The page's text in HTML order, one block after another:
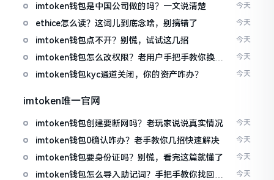
imtoken钱包是中国公司做的吗？一文说清楚 今天
ethice怎么读？这词儿到底念啥，别搞错了 今天
imtoken钱包点不开？别慌，试试这几招 今天
imtoken钱包怎么改权限？老用户手把手教你换主
人
今天
imtoken钱包kyc通道关闭，你的资产咋办？ 今天
imtoken唯一官网
imtoken钱包创建要断网吗？老玩家说说真实情况 今天
imtoken钱包0确认咋办？老手教你几招快速解决 今天
imtoken钱包要身份证吗？别慌，看完这篇就懂了 今天
imtoken钱包怎么导入助记词？手把手教你找回资
今天